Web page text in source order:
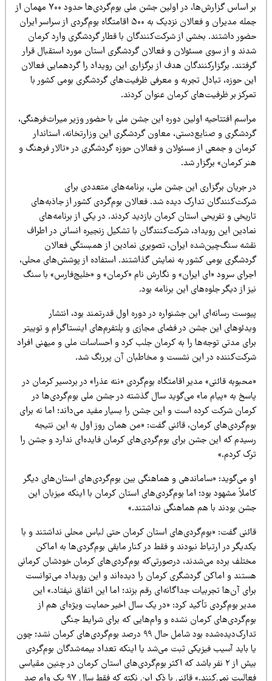
بر اساس گزارش‌ها، در اولین جشن ملی بوم‌گردی‌ها حدود ۷۰۰ مهمان از
جمله مدیران و فعالان نزدیک به ۵۰۰ اقامتگاه بوم‌گردی از سراسر ایران
داشتند. بخشی از شرکت‌کنندگان با قطار گردشگری وارد کرمان
و از سوی مسئولان و فعالان گردشگری استان مورد استقبال قرار
برگزارکنندگان هدف از برگزاری این رویداد را گردهمایی فعالان
حوزه، تبادل تجربه و معرفی ظرفیت‌های گردشگری بومی کشور با
بر ظرفیت‌های کرمان عنوان کردند.
افتتاحیه اولین دوره این جشن ملی با حضور وزیر میراث‌فرهنگی،
و صنایع‌دستی، معاون گردشگری این وزارتخانه، استاندار
و جمعی از مسئولان و فعالان حوزه گردشگری در «تالار فرهنگ و
کرمان» برگزار شد.
جریان برگزاری این جشن ملی، برنامه‌های متعددی برای
تدارک دیده شد. فعالان بوم‌گردی کشور از جاذبه‌های
و تفریحی استان کرمان بازدید کردند. در یکی از برنامه‌های
این رویداد، شرکت‌کنندگان با تشکیل زنجیره انسانی در اطراف
سنگ‌چین‌شده ایران، تصویری نمادین از همبستگی فعالان
بومی کشور به نمایش گذاشتند. استفاده از پوشش‌های محلی،
سرود «ای ایران» و نگارش نام «کرمان» و «خلیج‌فارس» با سنگ
از دیگر جلوه‌های این برنامه بود.
رسانه‌ای این جشنواره در دوره اول قدرتمند بود، انتشار
این جشن در فضای مجازی و پلتفرم‌های اینستاگرام و توییتر
مدتی توجه‌ها را به کرمان جلب کرد و احساسات ملی و میهنی افراد
در این نشست و مخاطبان آن پررنگ شد.
قائنی» مدیر اقامتگاه بوم‌گردی «ننه عذرا» در بردسیر کرمان در
به «پیام ما» می‌گوید سال گذشته در جشن ملی بوم‌گردی‌ها در
شرکت کرده است و این جشن را بسیار مفید می‌داند؛ اما نه برای
کرمان، قائنی گفت: «من همان روز اول به این نتیجه
که این جشن برای بوم‌گردی‌های کرمان فایده‌ای ندارد و جشن را
کردم.»
می‌گوید: «ساماندهی و هماهنگی بین بوم‌گردی‌های استان‌های دیگر
مشهود بود؛ اما بوم‌گردی‌های استان کرمان با اینکه میزبان این
بودند با هم هماهنگی نداشتند.»
گفت: «بوم‌گردی‌های استان کرمان حتی لباس محلی نداشتند و با
در ارتباط نبودند و فقط در کنار مابقی بوم‌گردی‌ها به اماکن
برده می‌شدند، درصورتی‌که بوم‌گردی‌های کرمان خودشان کرمانی
و اماکن گردشگری کرمان را دیده‌اند و این رویداد می‌توانست
آن‌ها تجربیات جداگانه‌ای رقم بزند؛ اما این اتفاق نیفتاد.» این
بوم‌گردی تأکید کرد: «در یک سال اخیر حمایت ویژه‌ای هم از
کرمان نشده و وام‌هایی که برای شرایط جنگی
تدارک‌دیده‌شده بود شامل حال ۹۹ درصد بوم‌گردی‌های کرمان نشد؛ چون
باید آسیب فیزیکی ثبت می‌شد یا اینکه تعداد بیمه‌شدگان بوم‌گردی
بیش از ۲ نفر باشد که اکثر بوم‌گردی‌های استان کرمان در چنین مقیاسی